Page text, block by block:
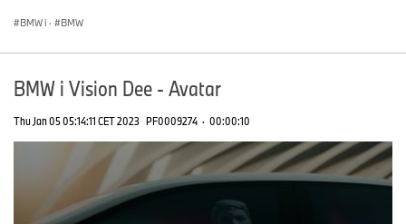
BMW i · BMW
BMW i Vision Dee - Avatar
Thu Jan 05 05:14:11 CET 2023 PF0009274 · 00:00:10